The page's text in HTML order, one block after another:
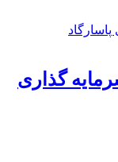
گذاری